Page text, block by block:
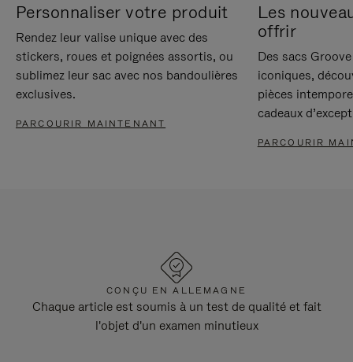
Personnaliser votre produit
Rendez leur valise unique avec des
stickers, roues et poignées assortis, ou
sublimez leur sac avec nos bandoulières
exclusives.
PARCOURIR MAINTENANT
Les
offrir
Des sacs
iconiques,
pièces
cadeaux
PARCOURIR
CONÇU EN ALLEMAGNE
Chaque article est soumis à un test de qualité et fait
l'objet d'un examen minutieux